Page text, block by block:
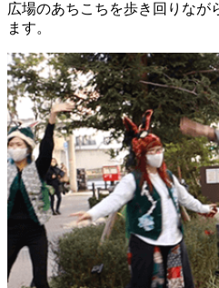
広場のあちこちを歩き回りなが
ます。